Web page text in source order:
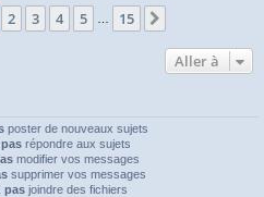
1sur15
2 3 4 5 15
Aller à
poster de nouveaux sujets
répondre aux sujets
modifier vos messages
supprimer vos messages
pas joindre des fichiers